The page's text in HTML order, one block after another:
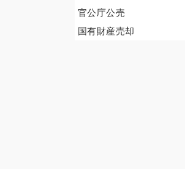
官公庁公売
国有財産売却